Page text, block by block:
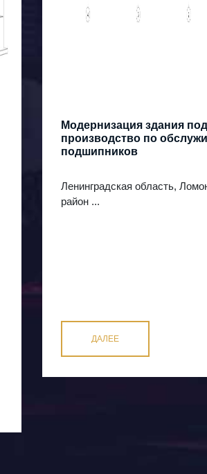
Модернизация здания под
производство по
подшипников
Ленинградская область,
район ...
ДАЛЕЕ